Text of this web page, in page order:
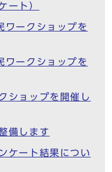
ート）
ークショップを
ークショップを
ショップを開催し
備します
ケート結果につい